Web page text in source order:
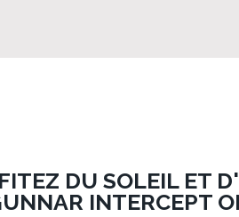
DU SOLEIL ET
INTERCEPT